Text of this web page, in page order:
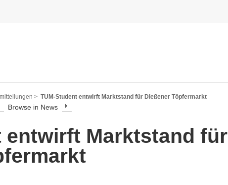
> TUM-Student entwirft Marktstand für Dießener Töpfermarkt
Browse in News
entwirft Marktstand für